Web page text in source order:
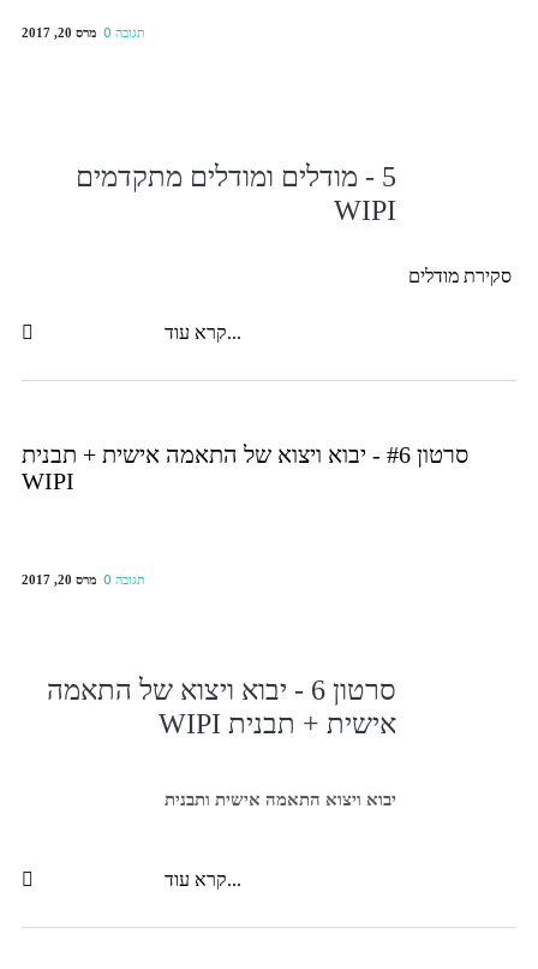
מרס 20, 2017 0 תגובה
5 - מודלים ומודלים מתקדמים
WIPI
סקירת מודלים
קרא עוד...
סרטון #6 - יבוא ויצוא של התאמה אישית + תבנית
WIPI
מרס 20, 2017 0 תגובה
סרטון 6 - יבוא ויצוא של התאמה
אישית + תבנית WIPI
יבוא ויצוא התאמה אישית ותבנית
קרא עוד...